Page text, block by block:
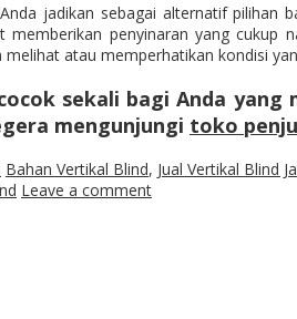
jadikan sebagai alternatif
penyinaran yang
atau memperhatikan kondisi
sekali bagi Anda yang
mengunjungi toko
Bahan Vertikal Blind, Jual Vertikal Blind
Leave a comment